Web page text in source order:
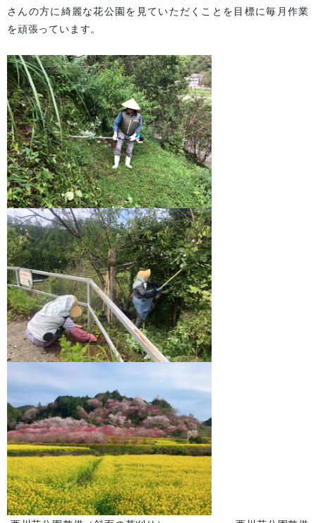
さんの方に綺麗な花公園を見ていただくことを目標に毎月作業
を頑張っています。